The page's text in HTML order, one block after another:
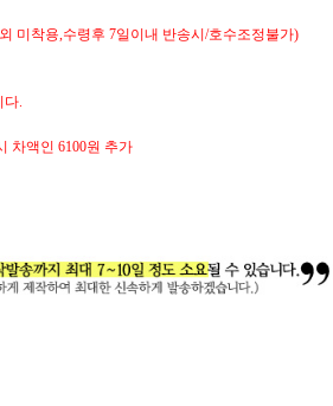
미착용,수령후 7일이내 반송시/호수조정불가)
다.
차액인 6100원 추가